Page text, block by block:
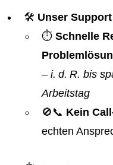
🛠️ Unser
⏱️ Schnelle
– i. d. R. bis
Arbeitstag
🚫📞 Kein
echten